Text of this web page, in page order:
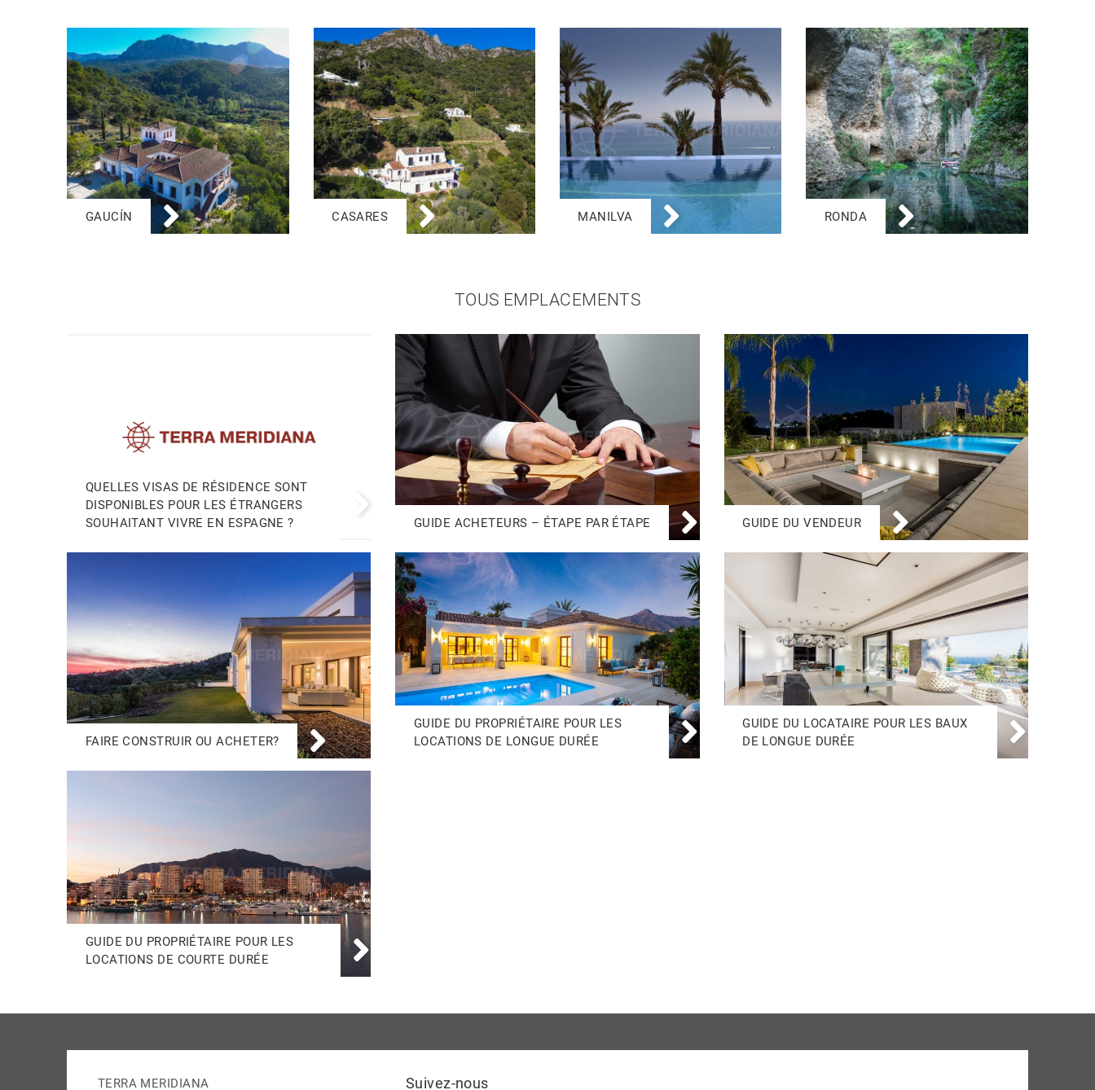
GAUCÍN CASARES MANILVA RONDA
TOUS EMPLACEMENTS
QUELLES VISAS DE RÉSIDENCE SONT
DISPONIBLES POUR LES ÉTRANGERS
SOUHAITANT VIVRE EN ESPAGNE ?
GUIDE ACHETEURS – ÉTAPE PAR ÉTAPE GUIDE DU VENDEUR
FAIRE CONSTRUIR OU ACHETER?
GUIDE DU PROPRIÉTAIRE POUR LES
LOCATIONS DE LONGUE DURÉE
GUIDE DU LOCATAIRE POUR LES BAUX
DE LONGUE DURÉE
GUIDE DU PROPRIÉTAIRE POUR LES
LOCATIONS DE COURTE DURÉE
TERRA MERIDIANA Suivez-nous